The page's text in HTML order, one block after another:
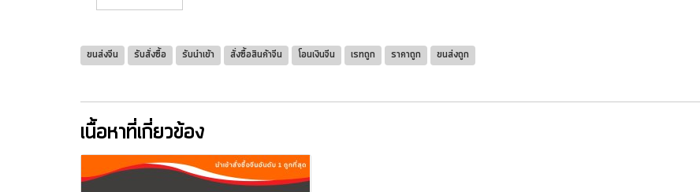
ขนส่งจีน รับสั่งซื้อ รับนำเข้า สั่งซื้อสินค้าจีน โอนเงินจีน เรทถูก ราคาถูก ขนส่งถูก
เนื้อหาที่เกี่ยวข้อง